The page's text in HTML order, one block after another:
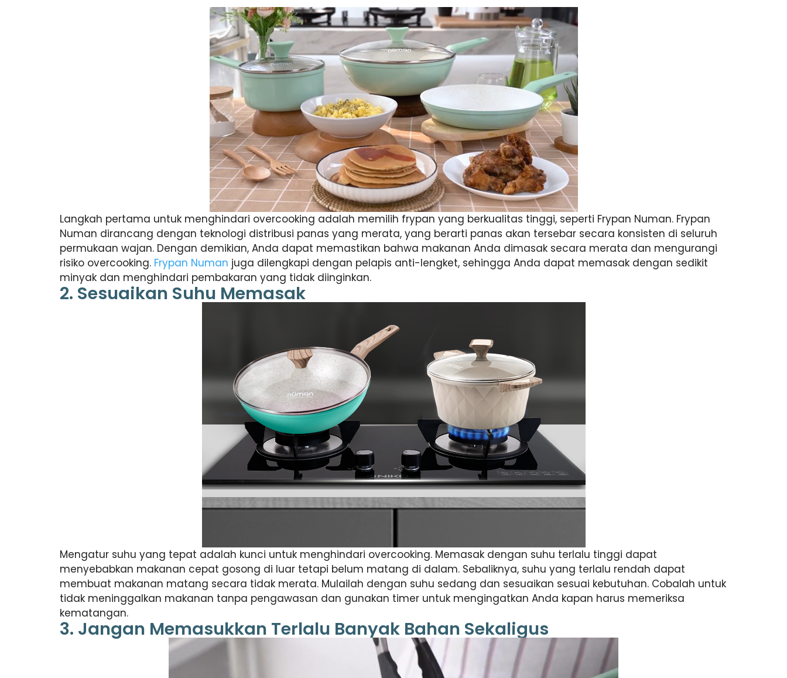
Langkah pertama untuk menghindari overcooking adalah memilih frypan yang berkualitas tinggi, seperti Frypan Numan. Frypan
Numan dirancang dengan teknologi distribusi panas yang merata, yang berarti panas akan tersebar secara konsisten di seluruh
permukaan wajan. Dengan demikian, Anda dapat memastikan bahwa makanan Anda dimasak secara merata dan mengurangi
risiko overcooking. Frypan Numan juga dilengkapi dengan pelapis anti-lengket, sehingga Anda dapat memasak dengan sedikit
minyak dan menghindari pembakaran yang tidak diinginkan.
2. Sesuaikan Suhu Memasak
Mengatur suhu yang tepat adalah kunci untuk menghindari overcooking. Memasak dengan suhu terlalu tinggi dapat
menyebabkan makanan cepat gosong di luar tetapi belum matang di dalam. Sebaliknya, suhu yang terlalu rendah dapat
membuat makanan matang secara tidak merata. Mulailah dengan suhu sedang dan sesuaikan sesuai kebutuhan. Cobalah untuk
tidak meninggalkan makanan tanpa pengawasan dan gunakan timer untuk mengingatkan Anda kapan harus memeriksa
kematangan.
3. Jangan Memasukkan Terlalu Banyak Bahan Sekaligus